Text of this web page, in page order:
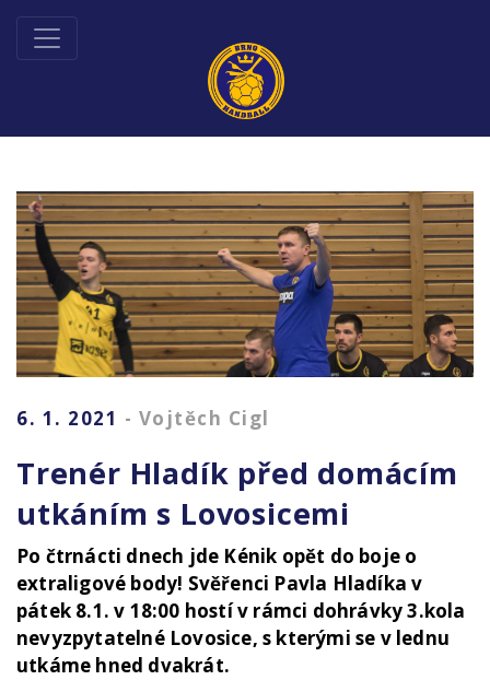
6. 1. 2021 - Vojtěch Cigl
Trenér Hladík před domácím
utkáním s Lovosicemi
Po čtrnácti dnech jde Kénik opět do boje o
extraligové body! Svěřenci Pavla Hladíka v
pátek 8.1. v 18:00 hostí v rámci dohrávky 3.kola
nevyzpytatelné Lovosice, s kterými se v lednu
utkáme hned dvakrát.